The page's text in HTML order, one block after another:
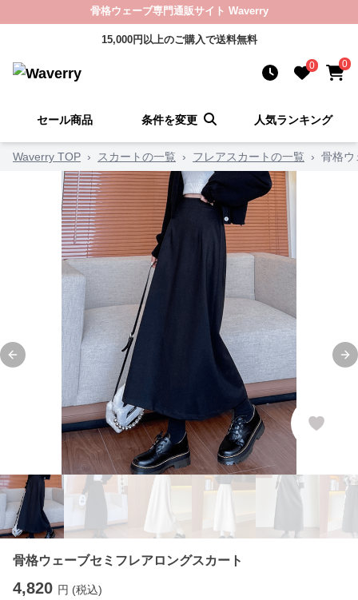
骨格ウェーブ専門通販サイト Waverry
15,000円以上のご購入で送料無料
0 0
セール商品 条件を変更 人気ランキング
Waverry TOP › スカートの一覧 › フレアスカートの一覧 › 骨格ウ
Previous slide
骨格ウェーブセミフレアロングスカート
4,820 円 (税込)